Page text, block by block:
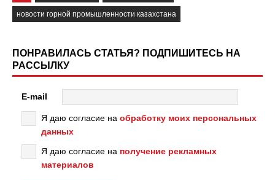
новости горной промышленности казахстана
ПОНРАВИЛАСЬ СТАТЬЯ? ПОДПИШИТЕСЬ НА
РАССЫЛКУ
E-mail
Я даю согласие на обработку моих персональных
данных
Я даю согласие на получение рекламных
материалов